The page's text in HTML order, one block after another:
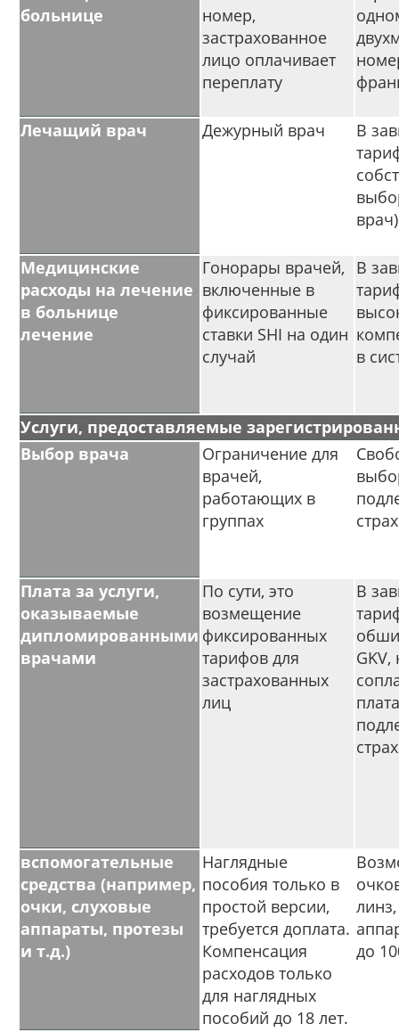
больнице
номер,
застрахованное
лицо оплачивает
переплату
Лечащий врач Дежурный врач
В
врач)
Медицинские
расходы на лечение
в больнице
лечение
Гонорары врачей,
включенные в
фиксированные
ставки SHI на один
случай
В
в
Услуги, предоставляемые
Выбор врача
Ограничение для
врачей,
работающих в
группах
Плата за услуги,
оказываемые
дипломированными
врачами
По сути, это
возмещение
фиксированных
тарифов для
застрахованных
лиц
В
вспомогательные
средства (например,
очки, слуховые
аппараты, протезы
и т.д.)
Наглядные
пособия только в
простой версии,
требуется доплата.
Компенсация
расходов только
для наглядных
пособий до 18 лет.
до